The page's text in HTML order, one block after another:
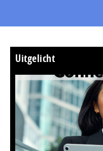
Uitgelicht